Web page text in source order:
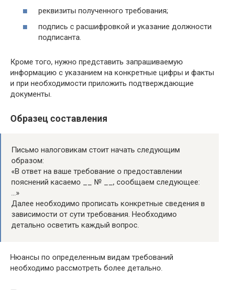
реквизиты полученного требования;
подпись с расшифровкой и указание должности
подписанта.
Кроме того, нужно представить запрашиваемую
информацию с указанием на конкретные цифры и факты
и при необходимости приложить подтверждающие
документы.
Образец составления
Письмо налоговикам стоит начать следующим
образом:
«В ответ на ваше требование о предоставлении
пояснений касаемо __ № __, сообщаем следующее:
…»
Далее необходимо прописать конкретные сведения в
зависимости от сути требования. Необходимо
детально осветить каждый вопрос.
Нюансы по определенным видам требований
необходимо рассмотреть более детально.